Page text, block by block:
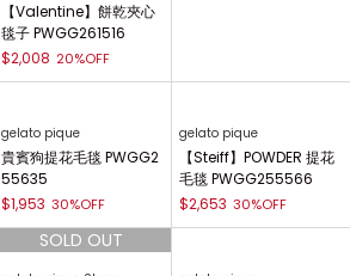
【Valentine】餅乾夾心
毯子 PWGG261516
$2,008 20%OFF